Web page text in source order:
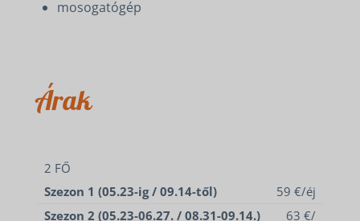
mosogatógép
Árak
2 FŐ
Szezon 1 (05.23-ig / 09.14-től)
59 €/éj
Szezon 2 (05.23-06.27. / 08.31-09.14.)
63 €/